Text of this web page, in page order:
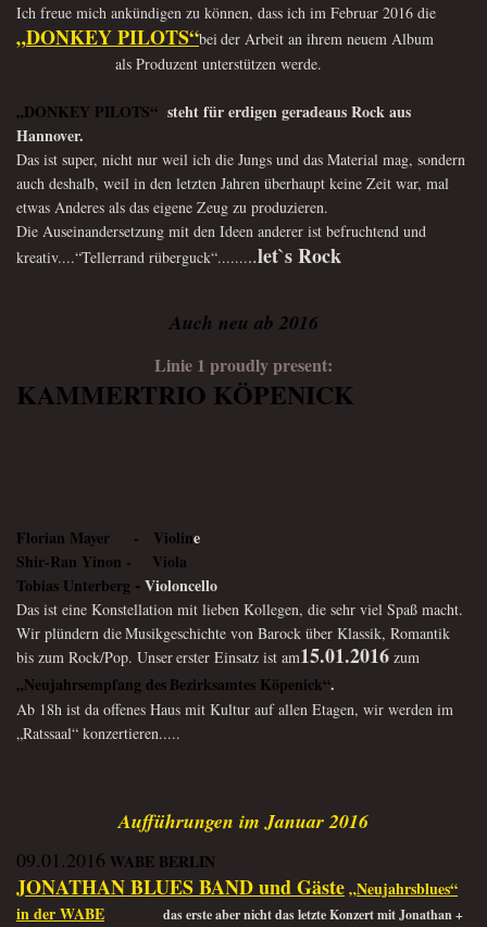
Ich freue mich ankündigen zu können, dass ich im Februar 2016 die
„DONKEY PILOTS“bei der Arbeit an ihrem neuem Album
als Produzent unterstützen werde.
„DONKEY PILOTS“ steht für erdigen geradeaus Rock aus
Hannover.
Das ist super, nicht nur weil ich die Jungs und das Material mag, sondern
auch deshalb, weil in den letzten Jahren überhaupt keine Zeit war, mal
etwas Anderes als das eigene Zeug zu produzieren.
Die Auseinandersetzung mit den Ideen anderer ist befruchtend und
kreativ....“Tellerrand rüberguck“.........let`s Rock
Auch neu ab 2016
Linie 1 proudly present:
KAMMERTRIO KÖPENICK
Florian Mayer - Violine
Shir-Ran Yinon -
Viola
Tobias Unterberg -Violoncello
Das ist eine Konstellation mit lieben Kollegen, die sehr viel Spaß macht.
Wir plündern dieMusikgeschichte von Barock über Klassik, Romantik
bis zum Rock/Pop. Unsererster Einsatz ist am15.01.2016 zum
„Neujahrsempfang desBezirksamtes Köpenick“.
Ab 18h ist da offenes Haus mit Kultur auf allen Etagen, wir werden im
„Ratssaal“ konzertieren.....
Aufführungen im Januar 2016
09.01.2016 WABE BERLIN
JONATHAN BLUES BAND und Gäste„Neujahrsblues“
in der WABE
das erste aber nicht das letzte Konzert mit Jonathan +